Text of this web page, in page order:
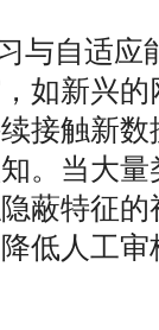
与自适应
如新兴
接触新
。当大
蔽特征
低人工